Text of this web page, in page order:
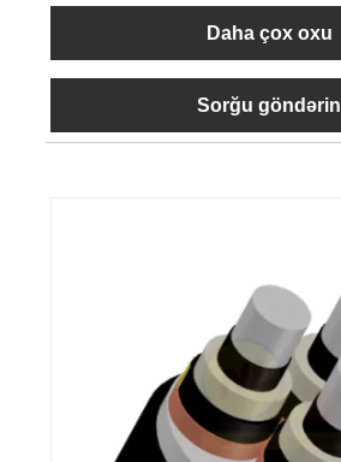
Daha çox oxu
Sorğu göndərin